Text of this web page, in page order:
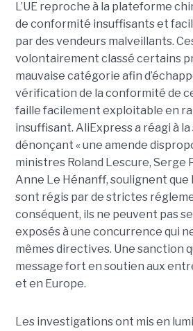
L’UE reproche à la plateforme
de conformité insuffisants et
par des vendeurs malveillants.
volontairement classé certains
mauvaise catégorie afin
vérification de la conformité de
faille facilement exploitable en
insuffisant. AliExpress a réagi à la
dénonçant « une amende
ministres Roland Lescure, Serge
Anne Le Hénanff, soulignent
sont régis par de strictes
conséquent, ils ne peuvent pas
exposés à une concurrence qui
mêmes directives. Une sanction
message fort en soutien aux
et en Europe.
Les investigations ont mis en